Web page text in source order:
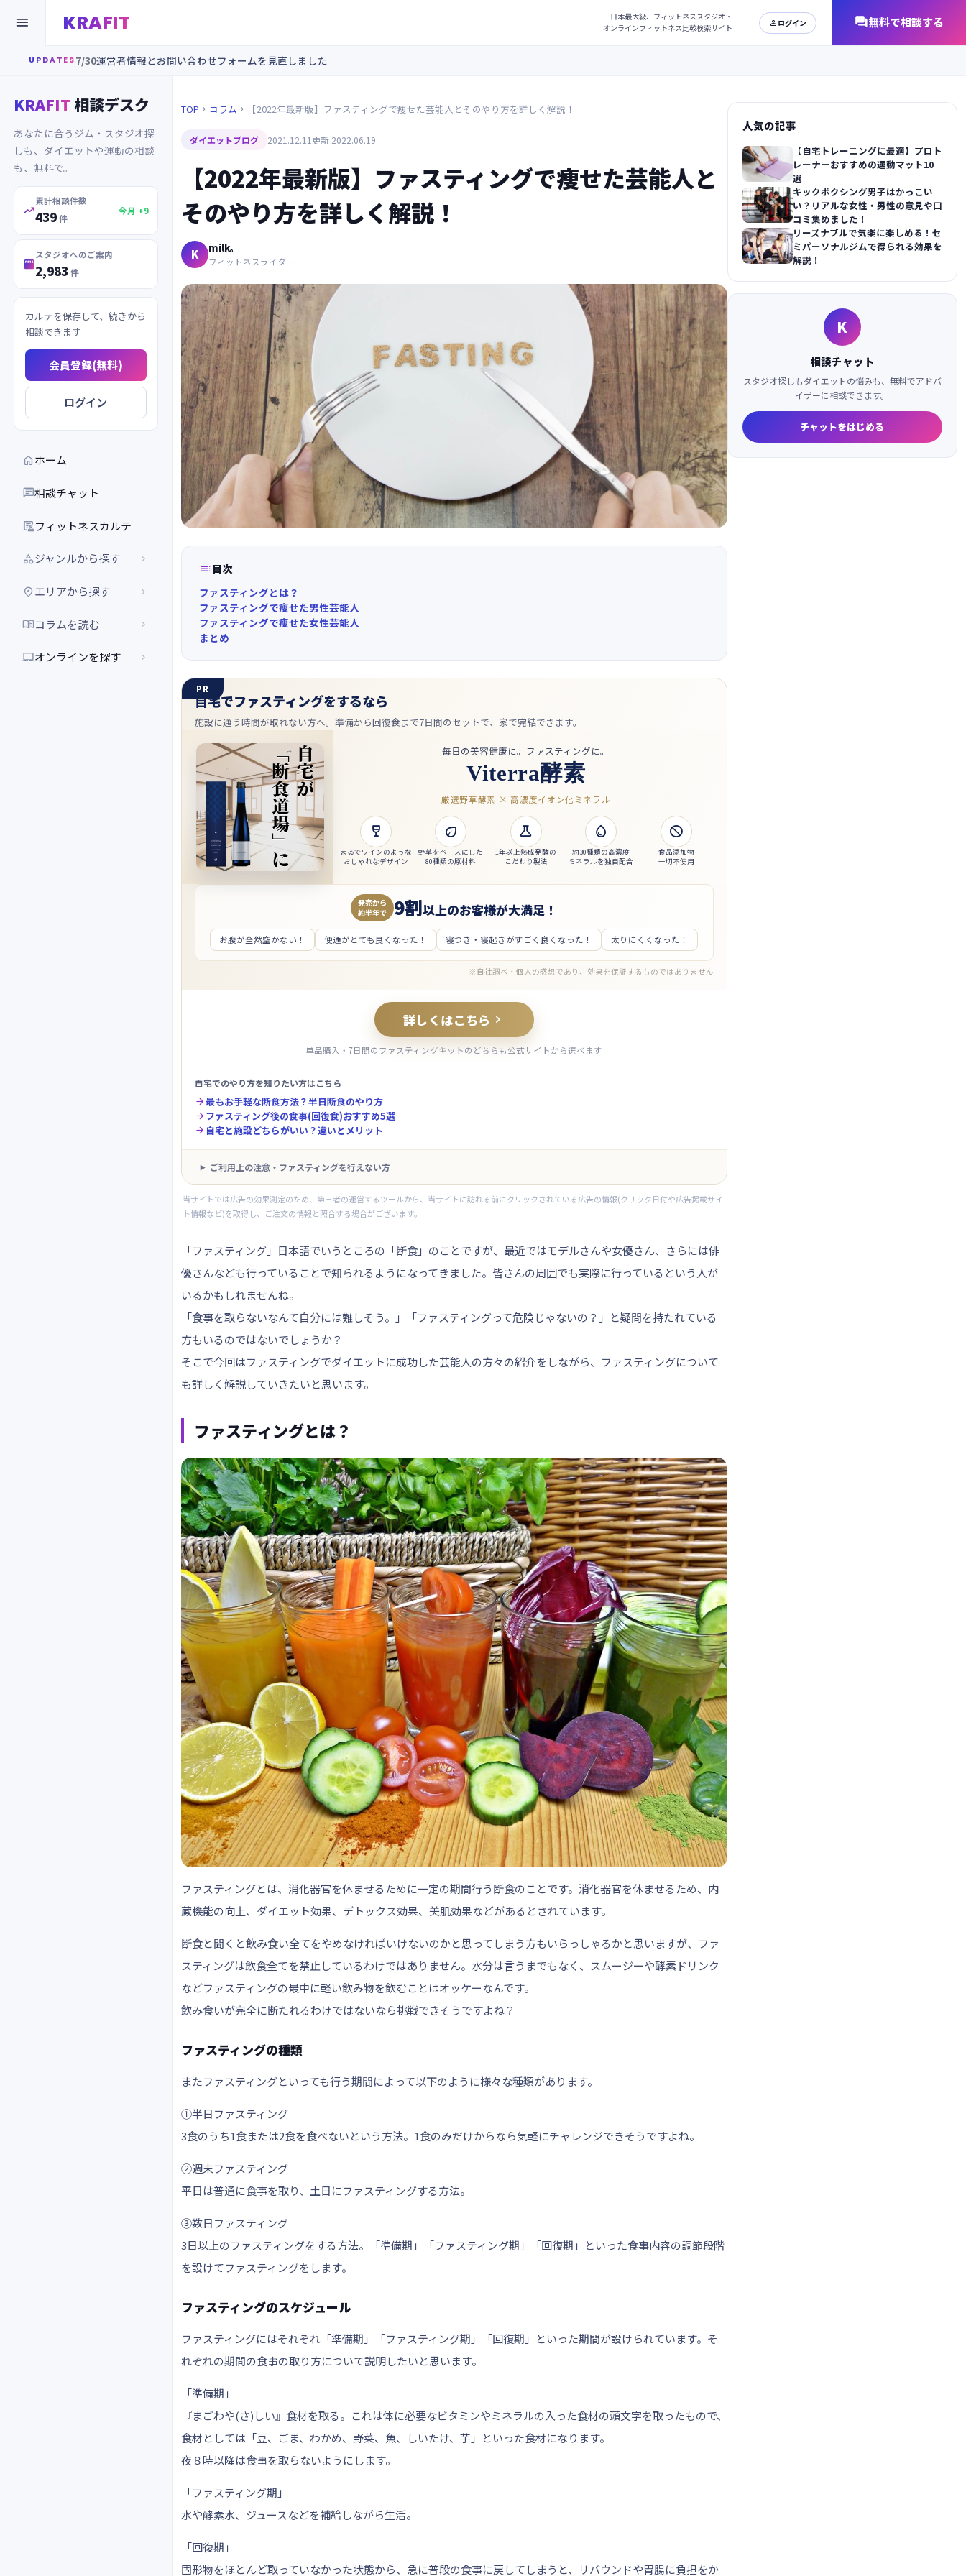
KRAFIT 日本最大級、フィットネススタジオ・
オンラインフィットネス比較検索サイト

UPDATES 7/30運営者情報とお問い合わせフォームを見直しました
KRAFIT 相談デスク
あなたに合うジム・スタジオ探
しも、ダイエットや運動の相談
も、無料で。

累計相談件数
439件
今月 +9

スタジオへのご案内
2,983 件
カルテを保存して、続きから
相談できます
会員登録(無料)
ログイン
ホーム
相談チャット
フィットネスカルテ
ジャンルから探す 
エリアから探す 
コラムを読む 
オンラインを探す 
TOP  コラム  【2022年最新版】ファスティングで痩せた芸能人とそのやり方を詳しく解説！
ダイエットブログ 2021.12.11 更新 2022.06.19
【2022年最新版】ファスティングで痩せた芸能人と
そのやり方を詳しく解説！
K milk。
フィットネスライター
目次
ファスティングとは？
ファスティングで痩せた男性芸能人
ファスティングで痩せた女性芸能人
まとめ
PR
自宅でファスティングをするなら
施設に通う時間が取れない方へ。準備から回復食まで7日間のセットで、家で完結できます。
毎日の美容健康に。ファスティングに。
Viterra酵素
厳選野草酵素 × 高濃度イオン化ミネラル

まるでワインのような
おしゃれなデザイン

野草をベースにした
80種類の原材料

1年以上熟成発酵の
こだわり製法

約30種類の高濃度
ミネラルを独自配合

食品添加物
一切不使用
発売から
約半年で
9割以上のお客様が大満足！
お腹が全然空かない！ 便通がとても良くなった！ 寝つき・寝起きがすごく良くなった！ 太りにくくなった！
※自社調べ・個人の感想であり、効果を保証するものではありません
詳しくはこちら 
単品購入・7日間のファスティングキットのどちらも公式サイトから選べます
自宅でのやり方を知りたい方はこちら
最もお手軽な断食方法？半日断食のやり方
 ファスティング後の食事(回復食)おすすめ5選
 自宅と施設どちらがいい？違いとメリット
ご利用上の注意・ファスティングを行えない方
当サイトでは広告の効果測定のため、第三者の運営するツールから、当サイトに訪れる前にクリックされている広告の情報(クリック日付や広告掲載サイ
ト情報など)を取得し、ご注文の情報と照合する場合がございます。
「ファスティング」 日本語でいうところの「断食」のことですが、最近ではモデルさんや女優さん、さらには俳
優さんなども行っていることで知られるようになってきました。皆さんの周囲でも実際に行っているという人が
いるかもしれませんね。
「食事を取らないなんて自分には難しそう。」「ファスティングって危険じゃないの？」と疑問を持たれている
方もいるのではないでしょうか？
そこで今回はファスティングでダイエットに成功した芸能人の方々の紹介をしながら、ファスティングについて
も詳しく解説していきたいと思います。
ファスティングとは？
ファスティングとは、消化器官を休ませるために一定の期間行う断食のことです。消化器官を休ませるため、
内
蔵機能の向上、ダイエット効果、デトックス効果、美肌効果などがあるとされています。
断食と聞くと飲み食い全てをやめなければいけないのかと思ってしまう方もいらっしゃるかと思いますが、ファ
スティングは飲食全てを禁止しているわけではありません。水分は言うまでもなく、スムージーや酵素ドリンク
などファスティングの最中に軽い飲み物を飲むことはオッケーなんです。
飲み食いが完全に断たれるわけではないなら挑戦できそうですよね？
ファスティングの種類
またファスティングといっても行う期間によって以下のように様々な種類があります。
➀半日ファスティング
3食のうち1食または2食を食べないという方法。1食のみだけからなら気軽にチャレンジできそうですよね。
➁週末ファスティング
平日は普通に食事を取り、土日にファスティングする方法。
➂数日ファスティング
3日以上のファスティングをする方法。「準備期」「ファスティング期」「回復期」といった食事内容の調節段階
を設けてファスティングをします。
ファスティングのスケジュール
ファスティングにはそれぞれ「準備期」「ファスティング期」「回復期」といった期間が設けられています。そ
れぞれの期間の食事の取り方について説明したいと思います。
「準備期」
『まごわや(さ)しい』食材を取る。これは体に必要なビタミンやミネラルの入った食材の頭文字を取ったもので、
食材としては「豆、ごま、わかめ、野菜、魚、しいたけ、芋」といった食材になります。
夜８時以降は食事を取らないようにします。
「ファスティング期」
水や酵素水、ジュースなどを補給しながら生活。
「回復期」
固形物をほとんど取っていなかった状態から、急に普段の食事に戻してしまうと、リバウンドや胃腸に負担をか
人気の記事
【自宅トレーニングに最適】プロト
レーナーおすすめの運動マット10
選
キックボクシング男子はかっこい
い？リアルな女性・男性の意見や口
コミ集めました！
リーズナブルで気楽に楽しめる！セ
ミパーソナルジムで得られる効果を
解説！
K
相談チャット
スタジオ探しもダイエットの悩みも、無料でアドバ
イザーに相談できます。
チャットをはじめる